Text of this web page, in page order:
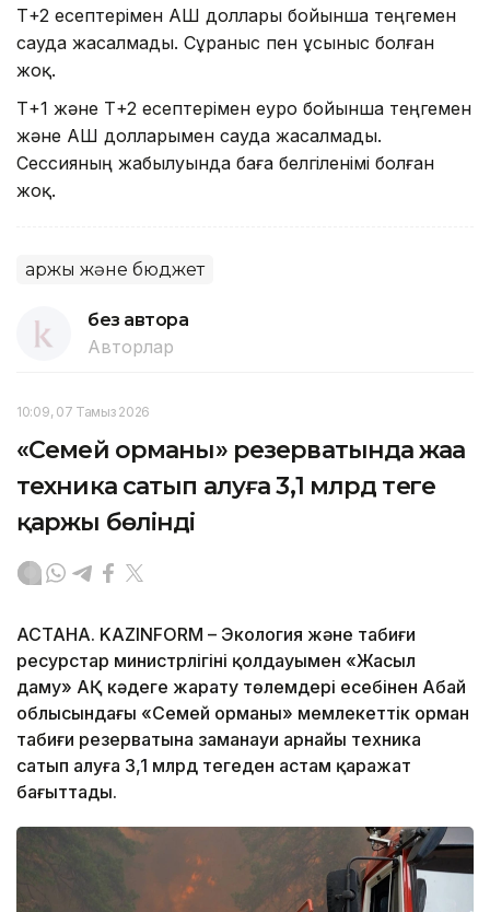
Т+2 есептерімен АҚШ доллары бойынша теңгемен
сауда жасалмады. Сұраныс пен ұсыныс болған
жоқ.
Т+1 және Т+2 есептерімен еуро бойынша теңгемен
және АҚШ долларымен сауда жасалмады.
Сессияның жабылуында баға белгіленімі болған
жоқ.
Қаржы және бюджет
без автора
Авторлар
10:09, 07 Тамыз 2026
«Семей орманы» резерватында жаңа
техника сатып алуға 3,1 млрд теңге
қаржы бөлінді
АСТАНА. KAZINFORM – Экология және табиғи
ресурстар министрлігінің қолдауымен «Жасыл
даму» АҚ кәдеге жарату төлемдері есебінен Абай
облысындағы «Семей орманы» мемлекеттік орман
табиғи резерватына заманауи арнайы техника
сатып алуға 3,1 млрд теңгеден астам қаражат
бағыттады.